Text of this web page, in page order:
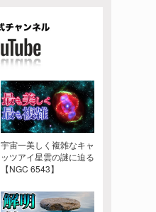
宇宙一美しく複雑なキャ
ッツアイ星雲の謎に迫る
【NGC 6543】